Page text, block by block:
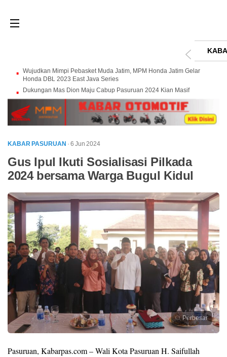
Wujudkan Mimpi Pebasket Muda Jatim, MPM Honda Jatim Gelar
Honda DBL 2023 East Java Series
Dukungan Mas Dion Maju Cabup Pasuruan 2024 Kian Masif
KABAR PASURUAN · 6 Jun 2024
Gus Ipul Ikuti Sosialisasi Pilkada
2024 bersama Warga Bugul Kidul
Perbesar
Pasuruan, Kabarpas.com – Wali Kota Pasuruan H. Saifullah